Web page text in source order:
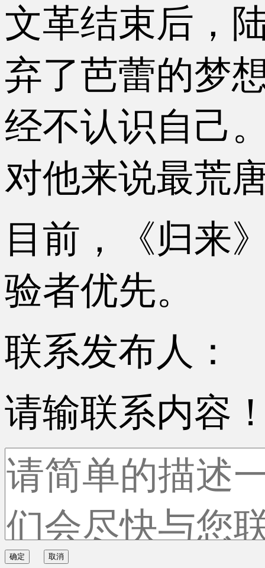
文革结束后，
弃了芭蕾的梦
经不认识自己
对他来说最荒
目前，《归来
验者优先。
联系发布人：
请输联系内容
确定 取消